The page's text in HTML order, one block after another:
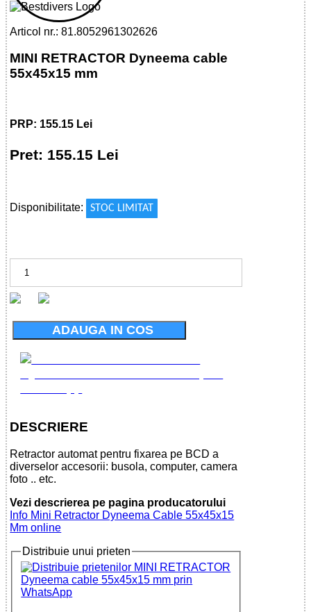
Articol nr.: 81.8052961302626
MINI RETRACTOR Dyneema cable
55x45x15 mm
PRP: 155.15 Lei
Pret: 155.15 Lei
Disponibilitate:
STOC LIMITAT
ADAUGA IN COS
DESCRIERE
Retractor automat pentru fixarea pe BCD a
diverselor accesorii: busola, computer, camera
foto .. etc.
Vezi descrierea pe pagina producatorului
Info Mini Retractor Dyneema Cable 55x45x15
Mm online
Distribuie unui prieten